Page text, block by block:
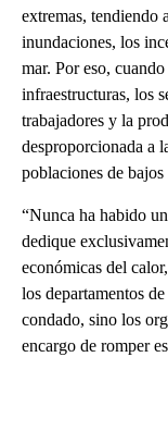
extremas, tendiendo
inundaciones, los
mar. Por eso,
infraestructuras, los
trabajadores y la
desproporcionada a
poblaciones de bajos
“Nunca ha habido
dedique
económicas del
los departamentos
condado, sino los
encargo de romper